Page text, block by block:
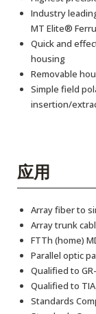
Industry
MT Elite®
Quick and
housing
Removable
Simple field
insertion/
应用
Array fiber to
Array trunk
FTTh (home)
Parallel optic
Qualified to
Qualified to
Standards